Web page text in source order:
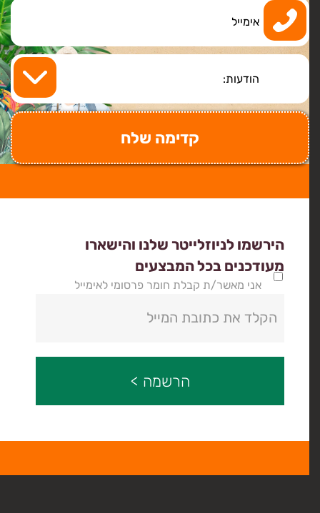
הירשמו לניוזלייטר שלנו והישארו
מעודכנים בכל המבצעים
אני מאשר/ת קבלת חומר פרסומי לאימייל